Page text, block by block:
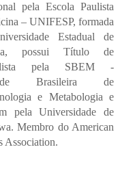
pela Escola Paulista
– UNIFESP, formada
Estadual de
possui Título de
pela SBEM -
Brasileira de
e Metabologia e
pela Universidade de
Membro do American
Association.